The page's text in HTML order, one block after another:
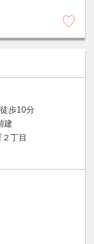
歩10分
建
丁目